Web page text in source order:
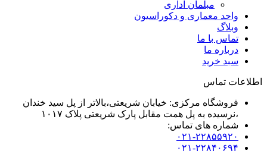
مبلمان اداری
واحد معماری و دکوراسیون
وبلاگ
تماس با ما
درباره ما
سبد خرید
اطلاعات تماس
فروشگاه مرکزی: خیابان شریعتی،بالاتر از پل سید خندان
،نرسیده به پل همت مقابل پارک شریعتی پلاک ۱۰۱۷
شماره های تماس:
۰۲۱-۲۲۸۵۵۹۲۰
۰۲۱-۲۲۸۴۰۶۹۴